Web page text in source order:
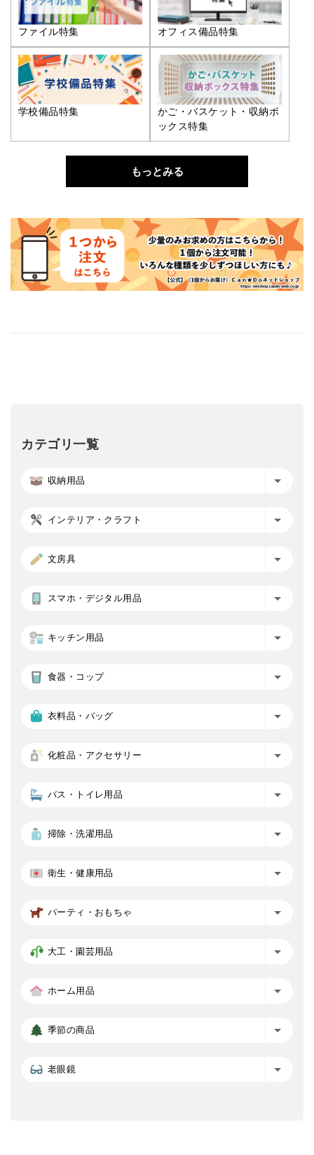
ファイル特集 オフィス備品特集
学校備品特集
かご・バスケット・収納ボ
ックス特集
もっとみる
カテゴリ一覧
収納用品
インテリア・クラフト
文房具
スマホ・デジタル用品
キッチン用品
食器・コップ
衣料品・バッグ
化粧品・アクセサリー
バス・トイレ用品
掃除・洗濯用品
衛生・健康用品
パーティ・おもちゃ
大工・園芸用品
ホーム用品
季節の商品
老眼鏡